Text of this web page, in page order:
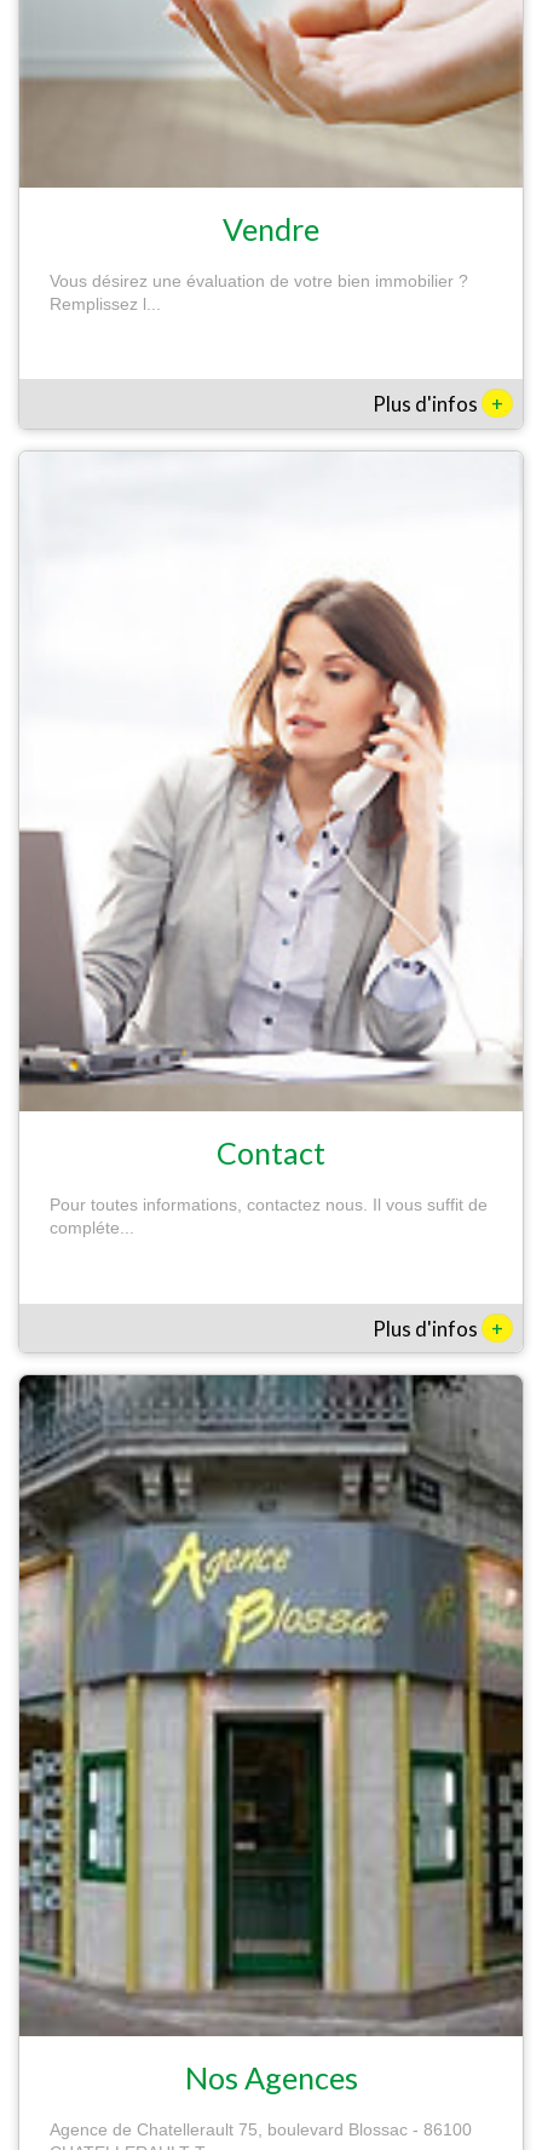
Vendre
Vous désirez une évaluation de votre bien immobilier ?
Remplissez l...
Plus d'infos +
Contact
Pour toutes informations, contactez nous. Il vous suffit de
compléte...
Plus d'infos +
Nos Agences
Agence de Chatellerault 75, boulevard Blossac - 86100